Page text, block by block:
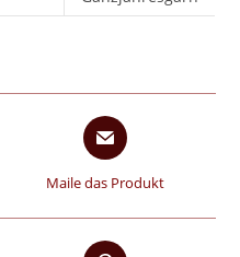
Maile das Produkt